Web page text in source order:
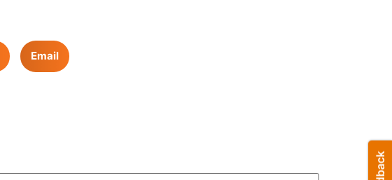
Email